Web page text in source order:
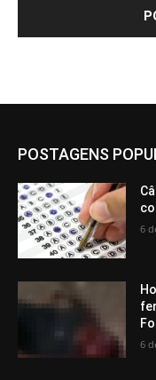
POSTAGENS
6
6